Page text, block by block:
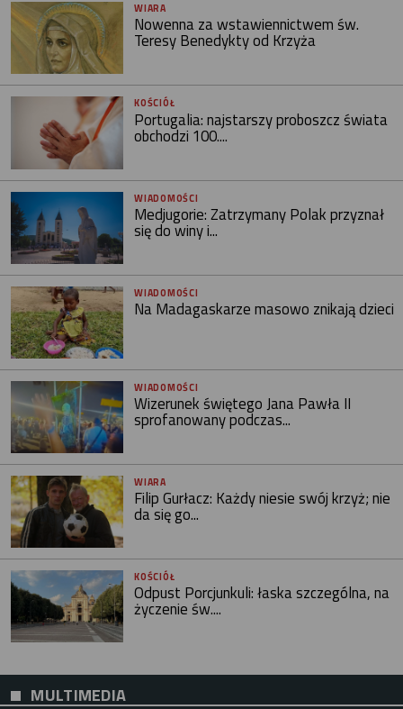
WIARA
Nowenna za wstawiennictwem św.
Teresy Benedykty od Krzyża
KOŚCIÓŁ
Portugalia: najstarszy proboszcz świata
obchodzi 100....
WIADOMOŚCI
Medjugorie: Zatrzymany Polak przyznał
się do winy i...
WIADOMOŚCI
Na Madagaskarze masowo znikają dzieci
WIADOMOŚCI
Wizerunek świętego Jana Pawła II
sprofanowany podczas...
WIARA
Filip Gurłacz: Każdy niesie swój krzyż; nie
da się go...
KOŚCIÓŁ
Odpust Porcjunkuli: łaska szczególna, na
życzenie św....
MULTIMEDIA